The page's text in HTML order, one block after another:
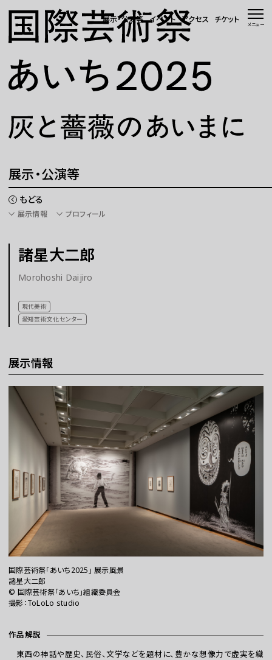
展示・公演等 イベント アクセス チケット メニュー
ニュース 一覧
WEBマガジン
展示・公演等
イベント
会場・アクセス
国際芸術祭「あいち」とは
チケット
さらに楽しむ
WEBマガジン
展示・公演等
もどる
展示情報 プロフィール
諸星大二郎
Morohoshi Daijiro
現代美術
愛知芸術文化センター
展示情報
国際芸術祭「あいち2025」 展示風景
諸星大二郎
©︎ 国際芸術祭「あいち」組織委員会
撮影：ToLoLo studio
作品解説
東西の神話や歴史、民俗、文学などを題材に、豊かな想像力で虚実を織